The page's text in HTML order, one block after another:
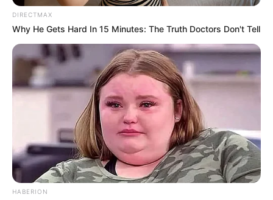
DIRECTMAX
Why He Gets Hard In 15 Minutes: The Truth Doctors Don't Tell
HABERION